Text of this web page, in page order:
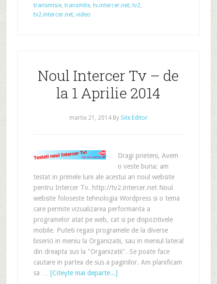
transmisie, transmite, tv.intercer.net, tv2,
tv2.intercer.net, video
Noul Intercer Tv – de
la 1 Aprilie 2014
martie 21, 2014By Site Editor
Dragi prieteni, Avem
o veste buna: am
testat in primele luni ale acestui an noul website
pentru Intercer Tv. http://tv2.intercer.net Noul
website foloseste tehnologia Wordpress si o tema
care permite vizualizarea performanta a
programelor atat pe web, cat si pe dispozitivele
mobile. Puteti regasi programele de la diverse
biserici in meniu la Organizatii, sau in meniul lateral
din dreapta sus la "Organizatii". Se poate face
cautare in partea de sus a paginilor. Am planificam
sa … [Citeşte mai departe...]